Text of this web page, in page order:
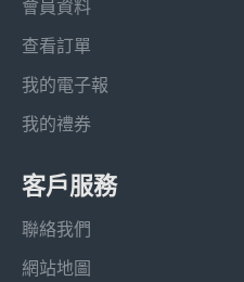
會員資料
查看訂單
我的電子報
我的禮券
客戶服務
聯絡我們
網站地圖